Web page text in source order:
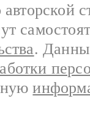
.